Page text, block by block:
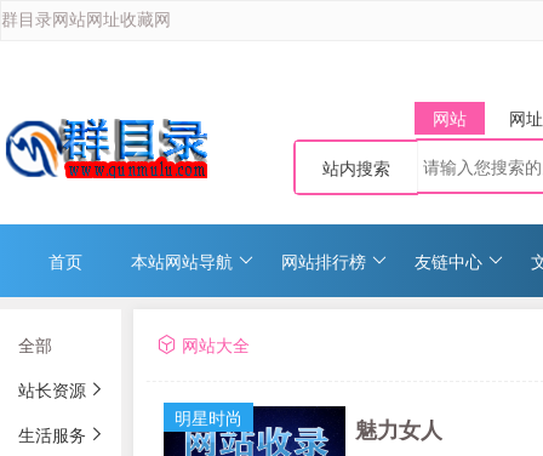
群目录网站网址收藏网
网站 网址
站内搜索
首页 本站网站导航 网站排行榜 友链中心
全部
站长资源
生活服务
网站大全
明星时尚 魅力女人